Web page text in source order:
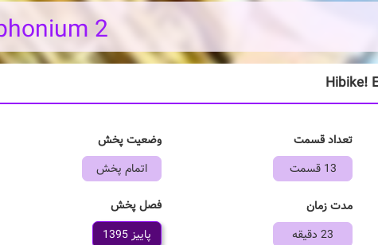
2
تعداد قسمت
13 قسمت
وضعیت پخش
اتمام پخش
مدت زمان
23 دقیقه
فصل پخش
پاییز 1395